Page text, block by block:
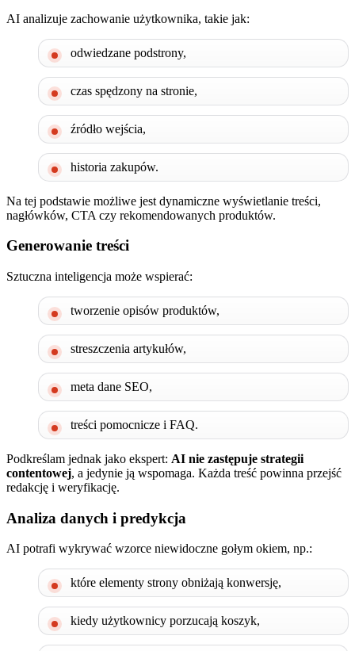
AI analizuje zachowanie użytkownika, takie jak:
odwiedzane podstrony,
czas spędzony na stronie,
źródło wejścia,
historia zakupów.
Na tej podstawie możliwe jest dynamiczne wyświetlanie treści,
nagłówków, CTA czy rekomendowanych produktów.
Generowanie treści
Sztuczna inteligencja może wspierać:
tworzenie opisów produktów,
streszczenia artykułów,
meta dane SEO,
treści pomocnicze i FAQ.
Podkreślam jednak jako ekspert: AI nie zastępuje strategii
contentowej, a jedynie ją wspomaga. Każda treść powinna przejść
redakcję i weryfikację.
Analiza danych i predykcja
AI potrafi wykrywać wzorce niewidoczne gołym okiem, np.:
które elementy strony obniżają konwersję,
kiedy użytkownicy porzucają koszyk,